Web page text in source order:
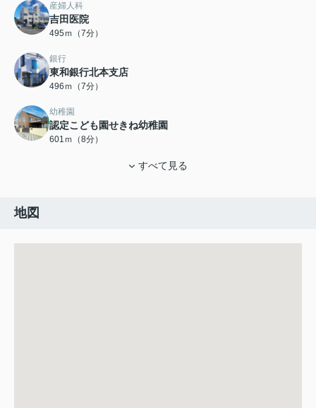
産婦人科
吉田医院
495ｍ（7分）
銀行
東和銀行北本支店
496ｍ（7分）
幼稚園
認定こども園せきね幼稚園
601ｍ（8分）
すべて見る
地図